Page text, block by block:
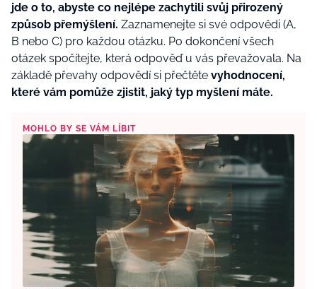
jde o to, abyste co nejlépe zachytili svůj přirozený
způsob přemýšlení. Zaznamenejte si své odpovědi (A,
B nebo C) pro každou otázku. Po dokončení všech
otázek spočítejte, která odpověď u vás převažovala. Na
základě převahy odpovědí si přečtěte vyhodnocení,
které vám pomůže zjistit, jaký typ myšlení máte.
MOHLO BY SE VÁM LÍBIT